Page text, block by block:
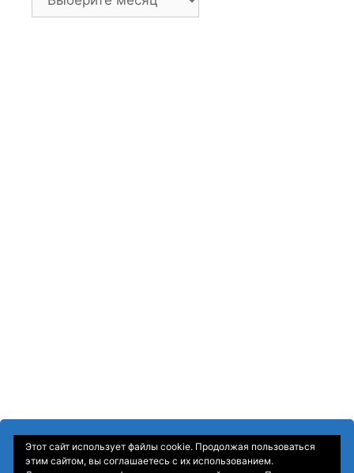
новостей
Этот сайт использует файлы cookie. Продолжая пользоваться
этим сайтом, вы соглашаетесь с их использованием.